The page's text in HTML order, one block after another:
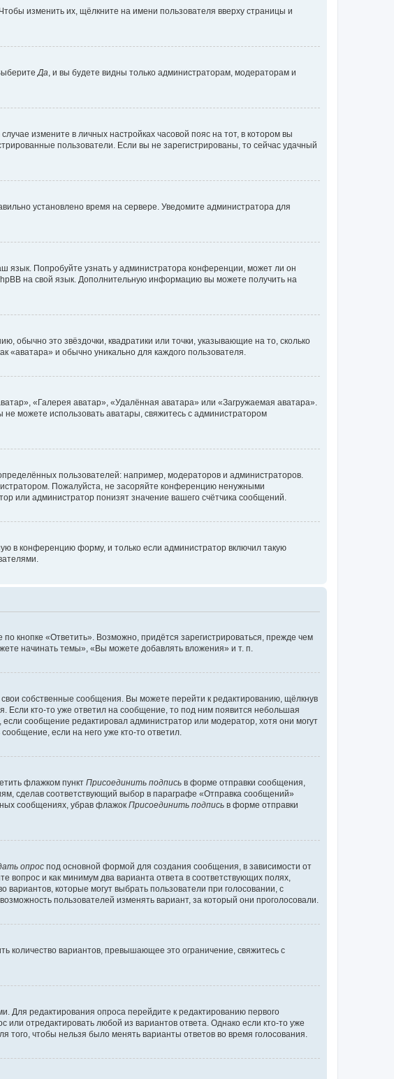
изменить их, щёлкните на имени пользователя вверху страницы и
Да , и вы будете видны только администраторам, модераторам и
измените в личных настройках часовой пояс на тот, в котором вы
пользователи. Если вы не зарегистрированы, то сейчас удачный
установлено время на сервере. Уведомите администратора для
язык. Попробуйте узнать у администратора конференции, может ли он
на свой язык. Дополнительную информацию вы можете получить на
обычно это звёздочки, квадратики или точки, указывающие на то, сколько
и обычно уникально для каждого пользователя.
«Галерея аватар», «Удалённая аватара» или «Загружаемая аватара».
можете использовать аватары, свяжитесь с администратором
пользователей: например, модераторов и администраторов.
Пожалуйста, не засоряйте конференцию ненужными
или администратор понизят значение вашего счётчика сообщений.
в конференцию форму, и только если администратор включил такую
кнопке «Ответить». Возможно, придётся зарегистрироваться, прежде чем
начинать темы», «Вы можете добавлять вложения» и т. п.
собственные сообщения. Вы можете перейти к редактированию, щёлкнув
Если кто-то уже ответил на сообщение, то под ним появится небольшая
сообщение редактировал администратор или модератор, хотя они могут
если на него уже кто-то ответил.
флажком пункт Присоединить подпись в форме отправки сообщения,
сделав соответствующий выбор в параграфе «Отправка сообщений»
сообщениях, убрав флажок Присоединить подпись в форме отправки
опрос под основной формой для создания сообщения, в зависимости от
вопрос и как минимум два варианта ответа в соответствующих полях,
вариантов, которые могут выбрать пользователи при голосовании, с
пользователей изменять вариант, за который они проголосовали.
количество вариантов, превышающее это ограничение, свяжитесь с
Для редактирования опроса перейдите к редактированию первого
отредактировать любой из вариантов ответа. Однако если кто-то уже
того, чтобы нельзя было менять варианты ответов во время голосования.